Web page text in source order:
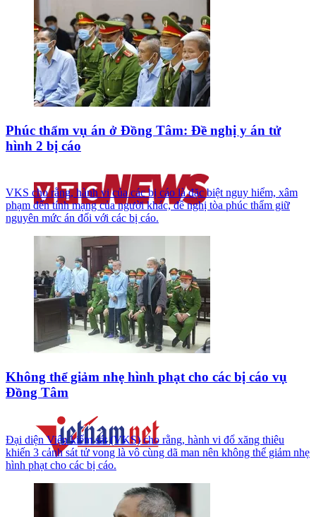
Phúc thẩm vụ án ở Đồng Tâm: Đề nghị y án tử
hình 2 bị cáo
VKS cho rằng, hành vi của các bị cáo là đặc biệt nguy hiểm, xâm
phạm đến tính mạng của người khác, đề nghị tòa phúc thẩm giữ
nguyên mức án đối với các bị cáo.
Không thể giảm nhẹ hình phạt cho các bị cáo vụ
Đồng Tâm
Đại diện Viện kiểm sát (VKS) cho rằng, hành vi đổ xăng thiêu
khiến 3 cảnh sát tử vong là vô cùng dã man nên không thể giảm nhẹ
hình phạt cho các bị cáo.